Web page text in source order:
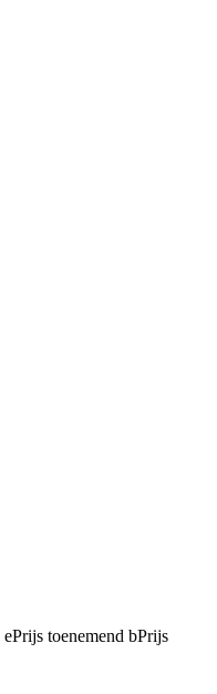
ePrijs toenemend bPrijs